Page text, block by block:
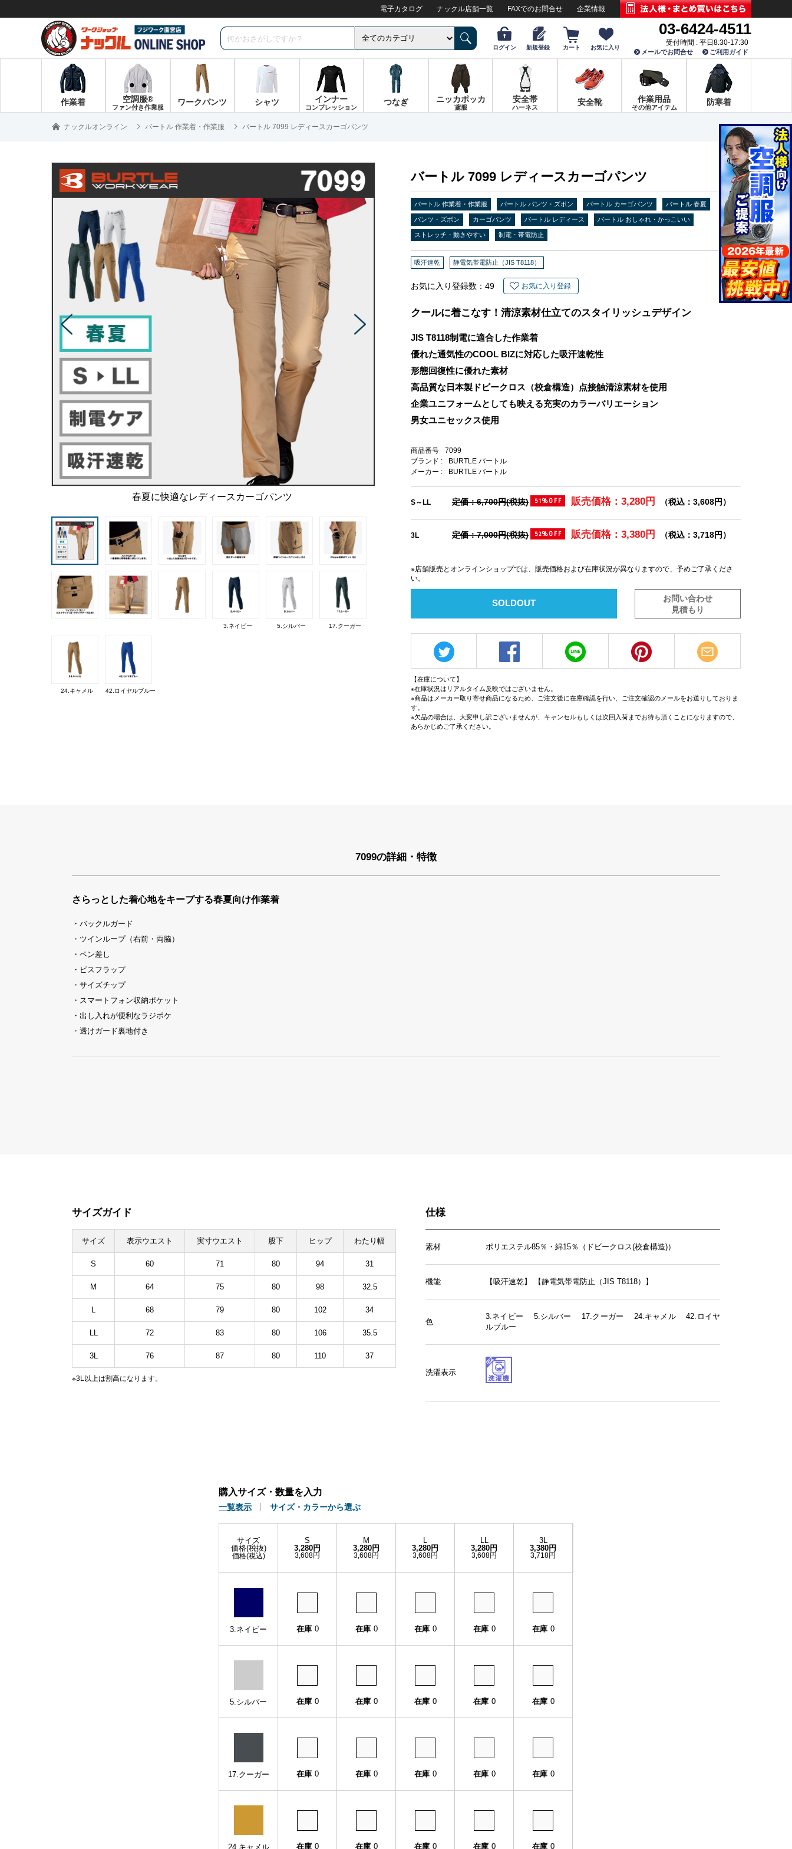
電子カタログ ナックル店舗一覧 FAXでのお問合せ 企業情報
ログイン 新規登録 カート お気に入り
03-6424-4511
受付時間 : 平日8:30-17:30
メールでお問合せ ご利用ガイド
作業着 空調服®
ファン付き作業服
ワークパンツ シャツ インナー
コンプレッション
つなぎ ニッカポッカ
鳶服
安全帯
ハーネス
安全靴 作業用品
その他アイテム
防寒着
ナックルオンライン バートル 作業着・作業服 バートル 7099 レディースカーゴパンツ
春夏に快適なレディースカーゴパンツ
3.ネイビー 5.シルバー 17.クーガー
24.キャメル 42.ロイヤルブルー
バートル 7099 レディースカーゴパンツ
バートル 作業着・作業服 バートル パンツ・ズボン バートル カーゴパンツ バートル 春夏
パンツ・ズボン カーゴパンツ バートル レディース バートル おしゃれ・かっこいい
ストレッチ・動きやすい 制電・帯電防止
吸汗速乾 静電気帯電防止（JIS T8118）
お気に入り登録数： 49 お気に入り登録
クールに着こなす！清涼素材仕立てのスタイリッシュデザイン
JIS T8118制電に適合した作業着
優れた通気性のCOOL BIZに対応した吸汗速乾性
形態回復性に優れた素材
高品質な日本製ドビークロス（校倉構造）点接触清涼素材を使用
企業ユニフォームとしても映える充実のカラーバリエーション
男女ユニセックス使用
商品番号
7099
ブランド :
BURTLE バートル
メーカー :
BURTLE バートル
S～LL 定価：6,700円(税抜) 51%OFF 販売価格：3,280円 （税込：3,608円）
3L 定価：7,000円(税抜) 52%OFF 販売価格：3,380円 （税込：3,718円）
※店舗販売とオンラインショップでは、販売価格および在庫状況が異なりますので、予めご了承くださ
い。
SOLDOUT
お問い合わせ
見積もり
【在庫について】
※在庫状況はリアルタイム反映ではございません。
※商品はメーカー取り寄せ商品になるため、ご注文後に在庫確認を行い、ご注文確認のメールをお送りしておりま
す。
※欠品の場合は、大変申し訳ございませんが、キャンセルもしくは次回入荷までお待ち頂くことになりますので、
あらかじめご了承ください。
7099の詳細・特徴
さらっとした着心地をキープする春夏向け作業着
・バックルガード
・ツインループ（右前・両脇）
・ペン差し
・ピスフラップ
・サイズチップ
・スマートフォン収納ポケット
・出し入れが便利なラジポケ
・透けガード裏地付き
サイズガイド
サイズ 表示ウエスト 実寸ウエスト 股下 ヒップ わたり幅
S 60 71 80 94 31
M 64 75 80 98 32.5
L 68 79 80 102 34
LL 72 83 80 106 35.5
3L 76 87 80 110 37
※3L以上は割高になります。
仕様
素材 ポリエステル85％・綿15％（ドビークロス(校倉構造)）
機能 【吸汗速乾】 【静電気帯電防止（JIS T8118）】
色
3.ネイビー 5.シルバー 17.クーガー 24.キャメル 42.ロイヤ
ルブルー
洗濯表示
購入サイズ・数量を入力
一覧表示 サイズ・カラーから選ぶ
サイズ
価格(税抜)
価格(税込)
S
3,280円
3,608円
M
3,280円
3,608円
L
3,280円
3,608円
LL
3,280円
3,608円
3L
3,380円
3,718円
3.ネイビー 在庫 0 在庫 0 在庫 0 在庫 0 在庫 0
5.シルバー 在庫 0 在庫 0 在庫 0 在庫 0 在庫 0
17.クーガー 在庫 0 在庫 0 在庫 0 在庫 0 在庫 0
24.キャメル 在庫 0 在庫 0 在庫 0 在庫 0 在庫 0